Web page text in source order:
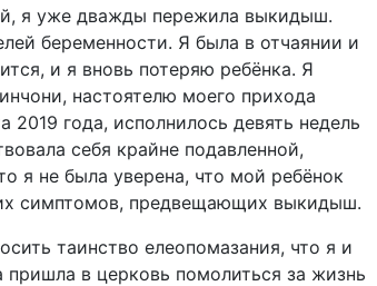
я уже дважды пережила выкидыш.
беременности. Я была в отчаянии и
и я вновь потеряю ребёнка. Я
настоятелю моего прихода
года, исполнилось девять недель
себя крайне подавленной,
я не была уверена, что мой ребёнок
симптомов, предвещающих выкидыш.
таинство елеопомазания, что я и
в церковь помолиться за жизнь